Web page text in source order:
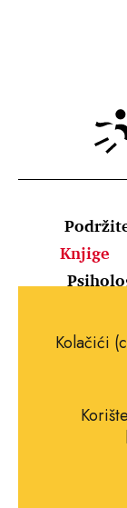
Knjige
Uvjeti
Kolačići